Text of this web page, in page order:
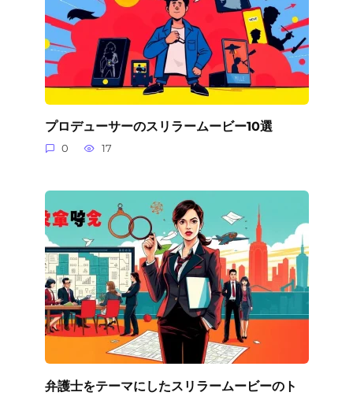
プロデューサーのスリラームービー10選
0 17
弁護士をテーマにしたスリラームービーのト